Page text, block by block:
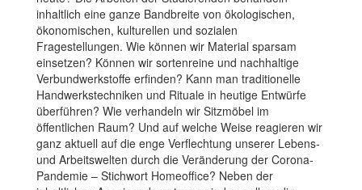
inhaltlich eine ganze Bandbreite von ökologischen,
ökonomischen, kulturellen und sozialen
Fragestellungen. Wie können wir Material sparsam
einsetzen? Können wir sortenreine und nachhaltige
Verbundwerkstoffe erfinden? Kann man traditionelle
Handwerkstechniken und Rituale in heutige Entwürfe
überführen? Wie verhandeln wir Sitzmöbel im
öffentlichen Raum? Und auf welche Weise reagieren wir
ganz aktuell auf die enge Verflechtung unserer Lebens-
und Arbeitswelten durch die Veränderung der Corona-
Pandemie – Stichwort Homeoffice? Neben der